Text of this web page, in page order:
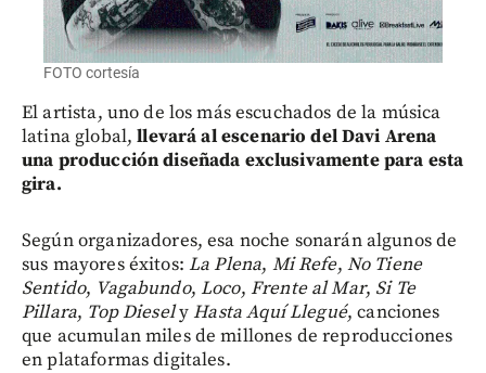
FOTO cortesía
El artista, uno de los más escuchados de la música
latina global,llevará al escenario del Davi Arena
una producción diseñada exclusivamente para esta
gira.
Según organizadores, esa noche sonarán algunos de
sus mayores éxitos: La Plena, Mi Refe, No Tiene
Sentido, Vagabundo,Loco, Frente al Mar, Si Te
Pillara, Top DieselyHasta Aquí Llegué, canciones
que acumulan miles de millones de reproducciones
en plataformas digitales.